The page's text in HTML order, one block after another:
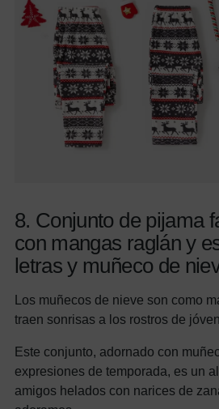
8. Conjunto de pijama
con mangas raglán y
letras y muñeco de
Los muñecos de nieve son como
traen sonrisas a los rostros de
Este conjunto, adornado con
expresiones de temporada, es un
amigos helados con narices de